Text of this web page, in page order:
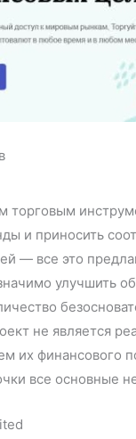
и приносить
— все это
улучшить
не является
их финансового
все основные